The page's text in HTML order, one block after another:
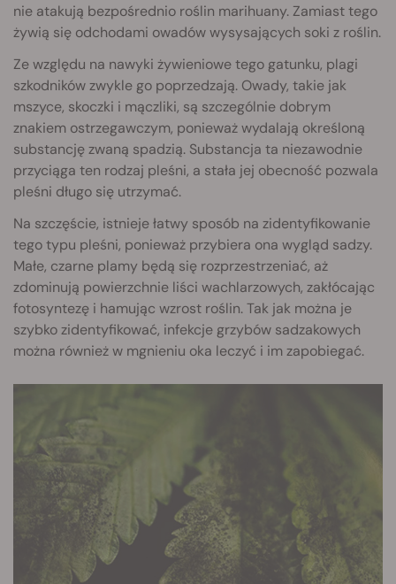
nie atakują bezpośrednio roślin marihuany. Zamiast tego
żywią się odchodami owadów wysysających soki z roślin.
Ze względu na nawyki żywieniowe tego gatunku, plagi
szkodników zwykle go poprzedzają. Owady, takie jak
mszyce, skoczki i mączliki, są szczególnie dobrym
znakiem ostrzegawczym, ponieważ wydalają określoną
substancję zwaną spadzią. Substancja ta niezawodnie
przyciąga ten rodzaj pleśni, a stała jej obecność pozwala
pleśni długo się utrzymać.
Na szczęście, istnieje łatwy sposób na zidentyfikowanie
tego typu pleśni, ponieważ przybiera ona wygląd sadzy.
Małe, czarne plamy będą się rozprzestrzeniać, aż
zdominują powierzchnie liści wachlarzowych, zakłócając
fotosyntezę i hamując wzrost roślin. Tak jak można je
szybko zidentyfikować, infekcje grzybów sadzakowych
można również w mgnieniu oka leczyć i im zapobiegać.